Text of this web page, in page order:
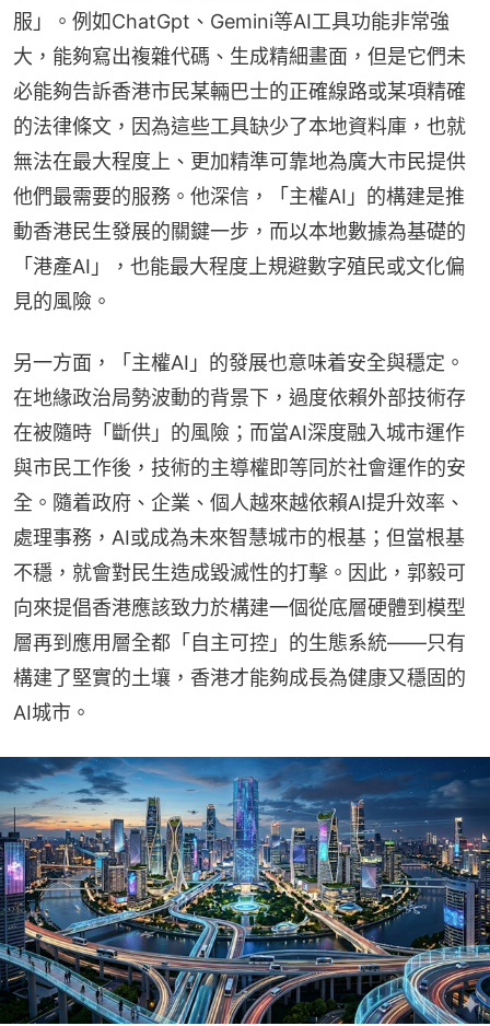
服」。例如ChatGpt、Gemini等AI工具功能非常強
大，能夠寫出複雜代碼、生成精細畫面，但是它們未
必能夠告訴香港市民某輛巴士的正確線路或某項精確
的法律條文，因為這些工具缺少了本地資料庫，也就
無法在最大程度上、更加精準可靠地為廣大市民提供
他們最需要的服務。他深信，「主權AI」的構建是推
動香港民生發展的關鍵一步，而以本地數據為基礎的
「港產AI」，也能最大程度上規避數字殖民或文化偏
見的風險。
另一方面，「主權AI」的發展也意味着安全與穩定。
在地緣政治局勢波動的背景下，過度依賴外部技術存
在被隨時「斷供」的風險；而當AI深度融入城市運作
與市民工作後，技術的主導權即等同於社會運作的安
全。隨着政府、企業、個人越來越依賴AI提升效率、
處理事務，AI或成為未來智慧城市的根基；但當根基
不穩，就會對民生造成毀滅性的打擊。因此，郭毅可
向來提倡香港應該致力於構建一個從底層硬體到模型
層再到應用層全都「自主可控」的生態系統——只有
構建了堅實的土壤，香港才能夠成長為健康又穩固的
AI城市。